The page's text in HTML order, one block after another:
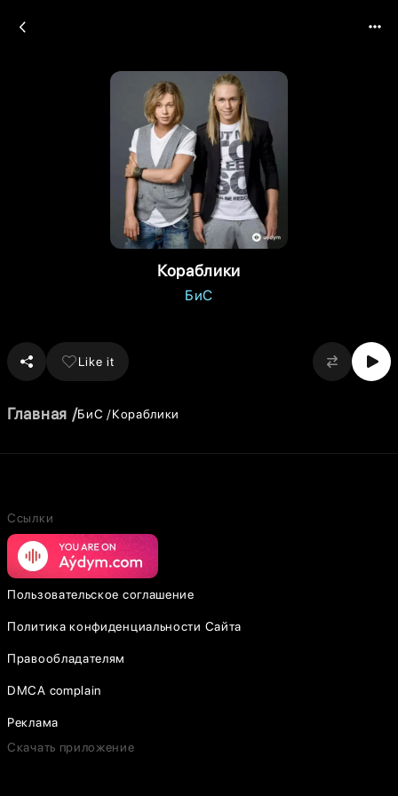
Кораблики
БиС
Like it
Главная БиС Кораблики
Ссылки
Пользовательское соглашение
Политика конфиденциальности Сайта
Правообладателям
DMCA complain
Реклама
Скачать приложение